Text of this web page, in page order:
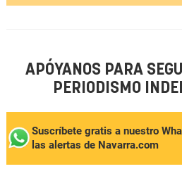
APÓYANOS PARA
PERIODISMO
Suscríbete gratis a nuestro
las alertas de Navarra.com